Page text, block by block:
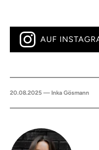
AUF
20.08.2025 — Inka Gösmann